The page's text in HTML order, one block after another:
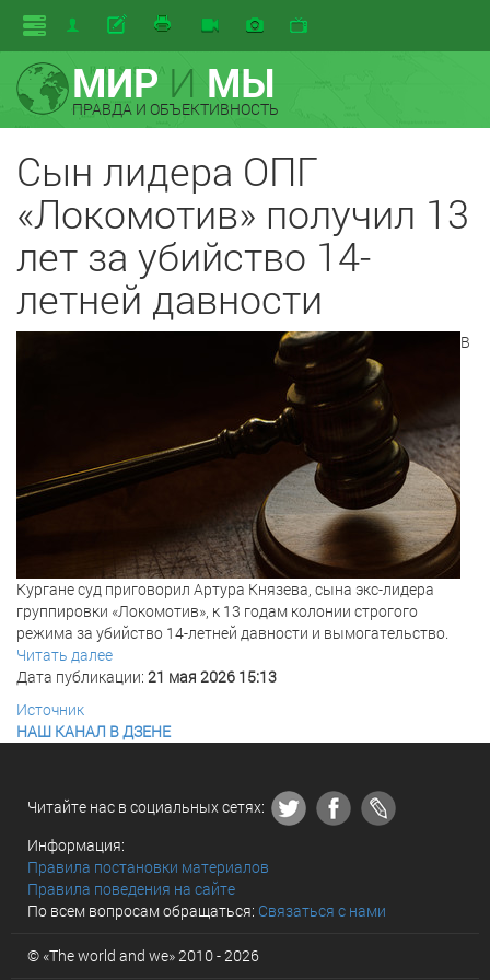
МИРИ МЫ
ПРАВДА И ОБЪЕКТИВНОСТЬ
Сын лидера ОПГ
«Локомотив» получил 13
лет за убийство 14-
летней давности
В
Кургане суд приговорил Артура Князева, сына экс-лидера
группировки «Локомотив», к 13 годам колонии строгого
режима за убийство 14-летней давности и вымогательство.
Читать далее
Дата публикации: 21 мая 2026 15:13
Источник
НАШ КАНАЛ В ДЗЕНЕ
Читайте нас в социальных сетях:
Информация:
Правила постановки материалов
Правила поведения на сайте
По всем вопросам обращаться: Связаться с нами
© «The world and we» 2010 - 2026